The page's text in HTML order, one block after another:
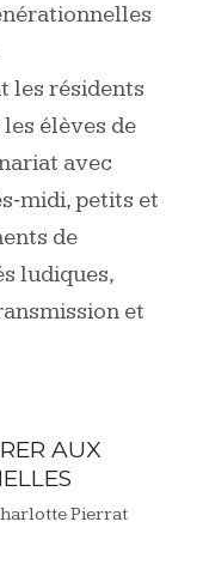
les résidents
les élèves de
avec
petits et
de
ludiques,
et
AUX
Pierrat